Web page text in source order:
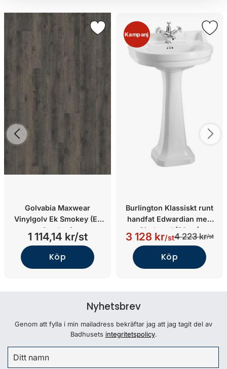
Golvabia Maxwear
Vinylgolv Ek Smokey (Ek
Smokey)
1 114,14 kr/st
Köp
Kampanj
Burlington Klassiskt runt
handfat Edwardian med
Piedestal (56cm)
3 128 kr/st4 223 kr/st
Köp
Nyhetsbrev
Genom att fylla i min mailadress bekräftar jag att jag tagit del av
Badhusets integritetspolicy.